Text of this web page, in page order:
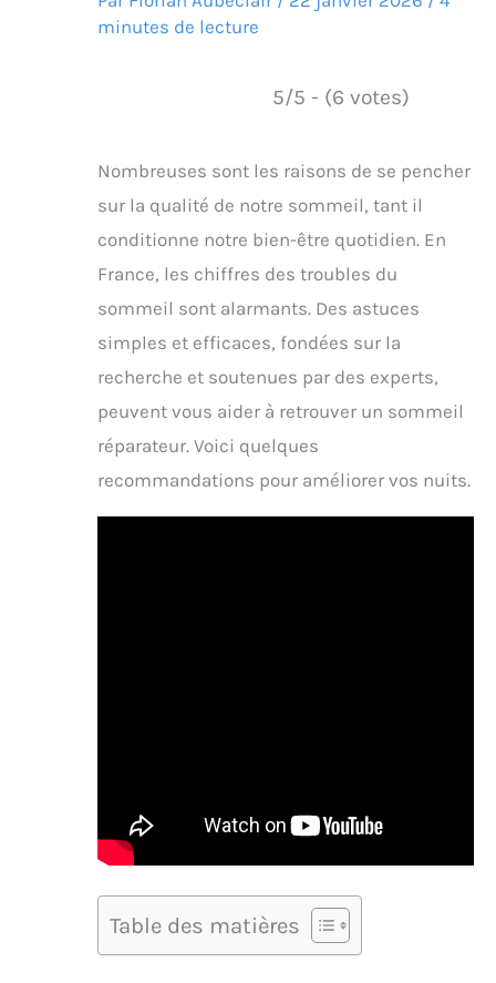
minutes de lecture
5/5 - (6 votes)
Nombreuses sont les raisons de se pencher
sur la qualité de notre sommeil, tant il
conditionne notre bien-être quotidien. En
France, les chiffres des troubles du
sommeil sont alarmants. Des astuces
simples et efficaces, fondées sur la
recherche et soutenues par des experts,
peuvent vous aider à retrouver un sommeil
réparateur. Voici quelques
recommandations pour améliorer vos nuits.
Table des matières